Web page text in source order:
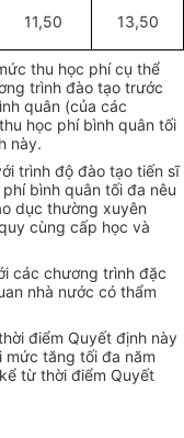
11,50 13,50
thu học phí cụ thể
trình đào tạo trước
quân (của các
học phí bình quân tối
này.
trình độ đào tạo tiến sĩ
bình quân tối đa nêu
dục thường xuyên
cùng cấp học và
các chương trình đặc
nhà nước có thẩm
điểm Quyết định này
mức tăng tối đa năm
từ thời điểm Quyết